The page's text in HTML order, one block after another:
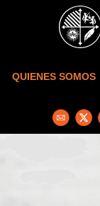
Skip to main content
QUIENES SOMOS